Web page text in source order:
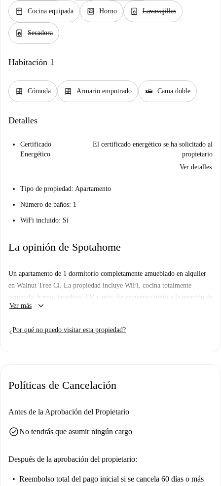
kitchen Cocina equipada oven_gen Horno dishwasher_gen Lavavajillas
local_laundry_service Secadora
Habitación 1
dresser Cómoda dresser Armario empotrado airline_seat_flat Cama doble
Detalles
Certificado
Energético
El certificado energético se ha solicitado al
propietario
Ver detalles
Tipo de propiedad: Apartamento
Número de baños: 1
WiFi incluido: Sí
La opinión de Spotahome
Un apartamento de 1 dormitorio completamente amueblado en alquiler
en Walnut Tree Cl. La propiedad incluye WiFi, cocina totalmente
equipada, horno, lavadora, TV y más. Se encuentra junto a la estación de
tren de Guildford y a pocos pasos de la reserva natural de Newlands
Ver más keyboard_arrow_down
¿Por qué no puedo visitar esta propiedad?
Políticas de Cancelación
Antes de la Aprobación del Propietario
check_circleNo tendrás que asumir ningún cargo
Después de la aprobación del propietario:
Reembolso total del pago inicial si se cancela 60 días o más